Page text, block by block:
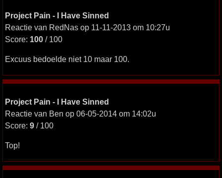
Project Pain - I Have Sinned
Reactie van RedNas op 11-11-2013 om 10:27u
Score: 100 / 100
Excuus bedoelde niet 10 maar 100.
Project Pain - I Have Sinned
Reactie van Ben op 06-05-2014 om 14:02u
Score: 9 / 100
Top!